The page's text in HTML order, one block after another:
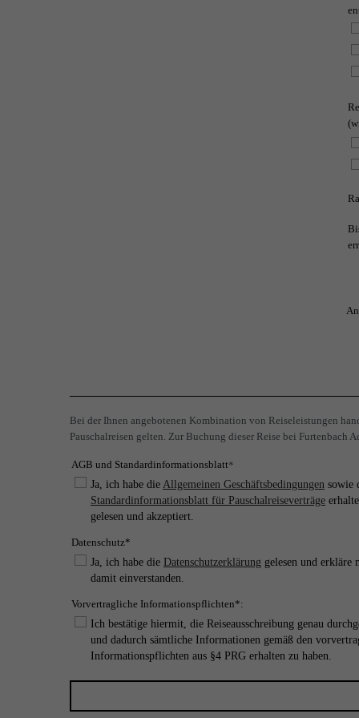
Bei der Ihnen angebotenen Kombination von Reiseleistungen
Pauschalreisen gelten. Zur Buchung dieser Reise bei Furtenbach
AGB und Standardinformationsblatt*
Ja, ich habe die Allgemeinen Geschäftsbedingungen sowie
Standardinformationsblatt für Pauschalreiseverträge
gelesen und akzeptiert.
Datenschutz*
Ja, ich habe die Datenschutzerklärung gelesen und erkläre
damit einverstanden.
Vorvertragliche Informationspflichten*:
Ich bestätige hiermit, die Reiseausschreibung genau
und dadurch sämtliche Informationen gemäß den
Informationspflichten aus §4 PRG erhalten zu haben.